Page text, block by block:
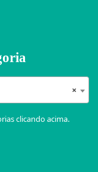
×
clicando acima.